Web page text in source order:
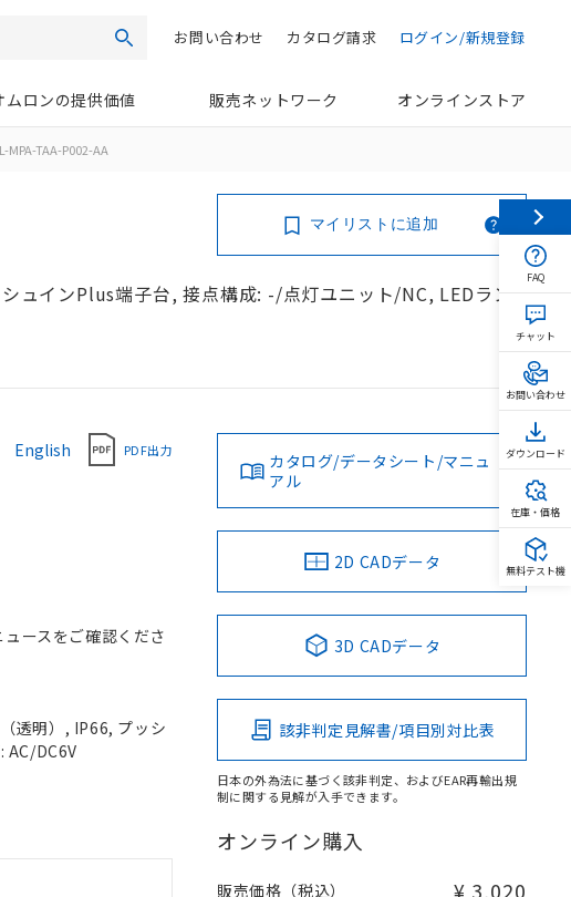
検索 ログイン/新規登録
カタログ請求
お問い合わせ
ムロンの提供価値 販売ネットワーク オンラインストア
MPA-TAA-P002-AA
ュインPlus端子台, 接点構成: -/点灯ユニット/NC, LEDラン
マイリストに追加
English PDF出力
ースをご確認くださ
透明）, IP66, プッシ
AC/DC6V
カタログ/データシート/マニュ
アル
2D CADデータ
3D CADデータ
該非判定見解書/項目別対比表
日本の外為法に基づく該非判定、およびEAR再輸出規
制に関する見解が入手できます。
オンライン購入
販売価格（税込） ¥ 3,020
FAQ
チャット
お問い合わせ
ダウンロード
在庫・価格
無料テスト機